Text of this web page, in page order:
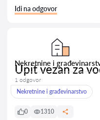
Idi na odgovor
Nekretnine i
Upit vezan za
1 odgovor
Nekretnine i građevinarstvo
0 1310